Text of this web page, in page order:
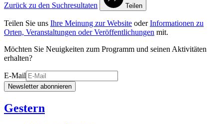
Zurück zu den Suchresultaten Teilen
Teilen Sie uns Ihre Meinung zur Website oderInformationen zu
Orten, Veranstaltungen oder Veröffentlichungen mit.
Möchten Sie Neuigkeiten zum Programm und seinen Aktivitäten
erhalten?
E-Mail
Newsletter abonnieren
Gestern